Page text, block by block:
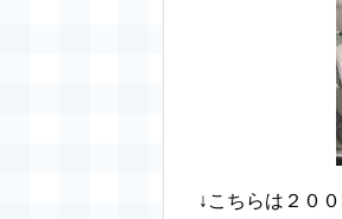
↓こちらは２０